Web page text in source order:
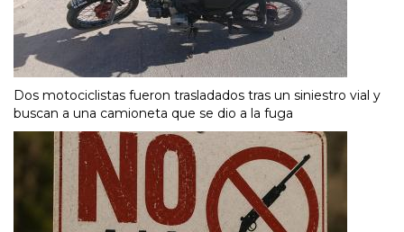
Dos motociclistas fueron trasladados tras un siniestro vial y
buscan a una camioneta que se dio a la fuga